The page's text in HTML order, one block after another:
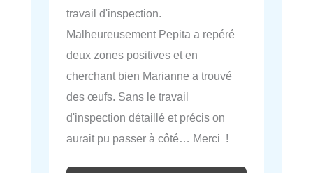
travail d'inspection.
Malheureusement Pepita a repéré
deux zones positives et en
cherchant bien Marianne a trouvé
des œufs. Sans le travail
d'inspection détaillé et précis on
aurait pu passer à côté… Merci !